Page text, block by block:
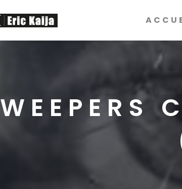
WEEPERS